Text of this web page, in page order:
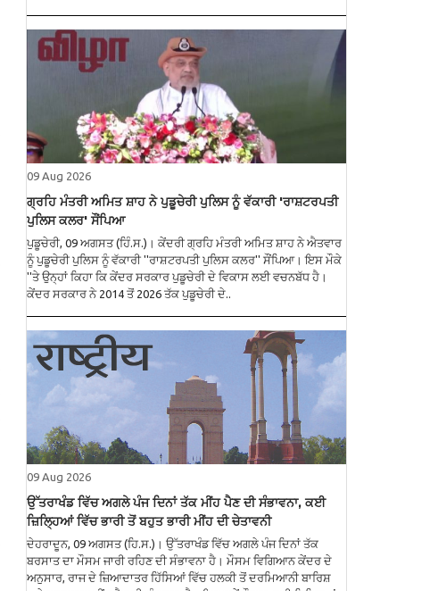
09 Aug 2026
ਗ੍ਰਹਿ ਮੰਤਰੀ ਅਮਿਤ ਸ਼ਾਹ ਨੇ ਪੁਡੂਚੇਰੀ ਪੁਲਿਸ ਨੂੰ ਵੱਕਾਰੀ 'ਰਾਸ਼ਟਰਪਤੀ
ਪੁਲਿਸ ਕਲਰ' ਸੌਂਪਿਆ
ਪੁਡੂਚੇਰੀ, 09 ਅਗਸਤ (ਹਿੰ.ਸ.)। ਕੇਂਦਰੀ ਗ੍ਰਹਿ ਮੰਤਰੀ ਅਮਿਤ ਸ਼ਾਹ ਨੇ ਐਤਵਾਰ
ਨੂੰ ਪੁਡੂਚੇਰੀ ਪੁਲਿਸ ਨੂੰ ਵੱਕਾਰੀ ''ਰਾਸ਼ਟਰਪਤੀ ਪੁਲਿਸ ਕਲਰ'' ਸੌਂਪਿਆ। ਇਸ ਮੌਕੇ
''ਤੇ ਉਨ੍ਹਾਂ ਕਿਹਾ ਕਿ ਕੇਂਦਰ ਸਰਕਾਰ ਪੁਡੂਚੇਰੀ ਦੇ ਵਿਕਾਸ ਲਈ ਵਚਨਬੱਧ ਹੈ।
ਕੇਂਦਰ ਸਰਕਾਰ ਨੇ 2014 ਤੋਂ 2026 ਤੱਕ ਪੁਡੂਚੇਰੀ ਦੇ..
09 Aug 2026
ਉੱਤਰਾਖੰਡ ਵਿੱਚ ਅਗਲੇ ਪੰਜ ਦਿਨਾਂ ਤੱਕ ਮੀਂਹ ਪੈਣ ਦੀ ਸੰਭਾਵਨਾ, ਕਈ
ਜ਼ਿਲ੍ਹਿਆਂ ਵਿੱਚ ਭਾਰੀ ਤੋਂ ਬਹੁਤ ਭਾਰੀ ਮੀਂਹ ਦੀ ਚੇਤਾਵਨੀ
ਦੇਹਰਾਦੂਨ, 09 ਅਗਸਤ (ਹਿ.ਸ.)। ਉੱਤਰਾਖੰਡ ਵਿੱਚ ਅਗਲੇ ਪੰਜ ਦਿਨਾਂ ਤੱਕ
ਬਰਸਾਤ ਦਾ ਮੌਸਮ ਜਾਰੀ ਰਹਿਣ ਦੀ ਸੰਭਾਵਨਾ ਹੈ। ਮੌਸਮ ਵਿਗਿਆਨ ਕੇਂਦਰ ਦੇ
ਅਨੁਸਾਰ, ਰਾਜ ਦੇ ਜ਼ਿਆਦਾਤਰ ਹਿੱਸਿਆਂ ਵਿੱਚ ਹਲਕੀ ਤੋਂ ਦਰਮਿਆਨੀ ਬਾਰਿਸ਼